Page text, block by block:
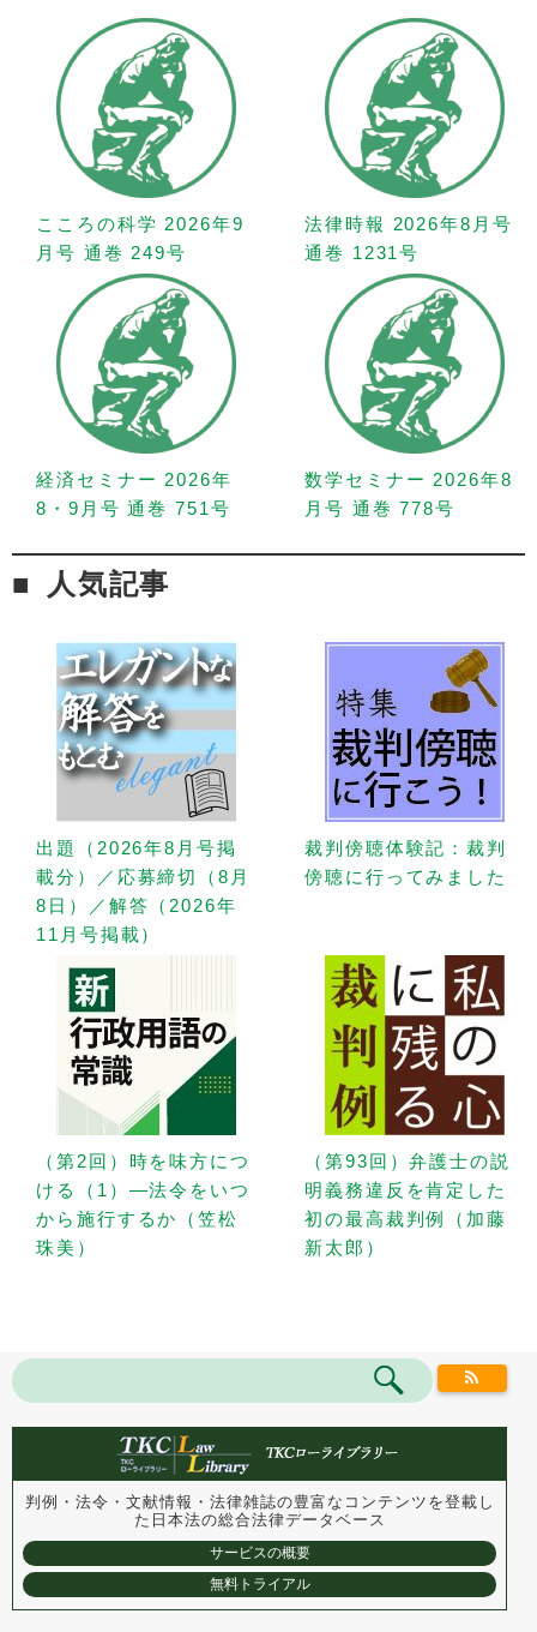
こころの科学 2026年9
月号 通巻 249号
法律時報 2026年8月号
通巻 1231号
経済セミナー 2026年
8・9月号 通巻 751号
数学セミナー 2026年8
月号 通巻 778号
人気記事
出題（2026年8月号掲
載分）／応募締切（8月
8日）／解答（2026年
11月号掲載）
裁判傍聴体験記：裁判
傍聴に行ってみました
（第2回）時を味方につ
ける（1）—法令をいつ
から施行するか（笠松
珠美）
（第93回）弁護士の説
明義務違反を肯定した
初の最高裁判例（加藤
新太郎）
判例・法令・文献情報・法律雑誌の豊富なコンテンツを登載し
た 日本法の総合法律データベース
サービスの概要
無料トライアル